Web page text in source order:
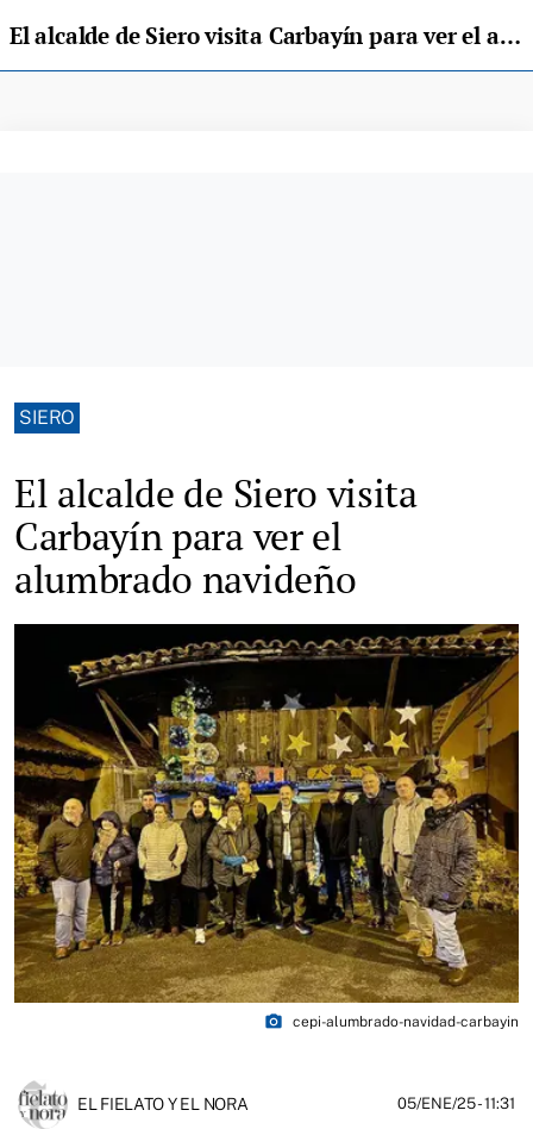
El alcalde de Siero visita Carbayín para ver el alumbrado navideño
SIERO
El alcalde de Siero visita
Carbayín para ver el
alumbrado navideño
photo_camera cepi-alumbrado-navidad-carbayin
EL FIELATO Y EL NORA 05/ENE/25- 11:31